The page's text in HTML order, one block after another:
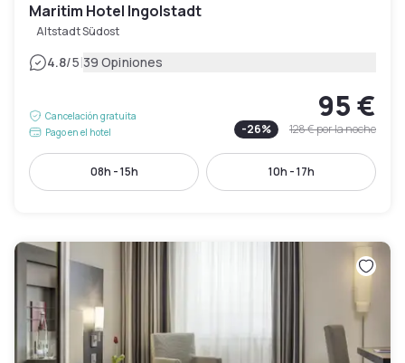
Maritim Hotel Ingolstadt
Altstadt Südost
4.8/5|39 Opiniones
Cancelación gratuita
Pago en el hotel
95 €
-26% 128 €por la noche
08h - 15h 10h - 17h